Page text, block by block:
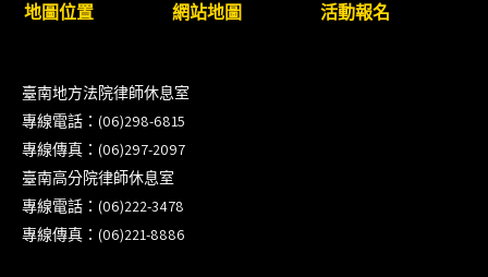
【重要公告】115年職場霸凌調查專業人才(律師)培
本會訂於115年8月15日(六)上午舉辦「使用AI如何幫
助整理資訊?談法律工作中的應用與風險」課程(8/7
前報名，實體+線上併行)
徵詢有意願擔任程序監理人之會員(115/8/14截止)
地圖位置 網站地圖 活動報名
臺南地方法院律師休息室
專線電話：(06)298-6815
專線傳真：(06)297-2097
臺南高分院律師休息室
專線電話：(06)222-3478
專線傳真：(06)221-8886